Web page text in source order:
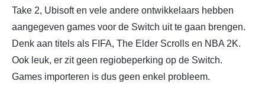
Take 2, Ubisoft en vele andere ontwikkelaars hebben
aangegeven games voor de Switch uit te gaan brengen.
Denk aan titels als FIFA, The Elder Scrolls en NBA 2K.
Ook leuk, er zit geen regiobeperking op de Switch.
Games importeren is dus geen enkel probleem.